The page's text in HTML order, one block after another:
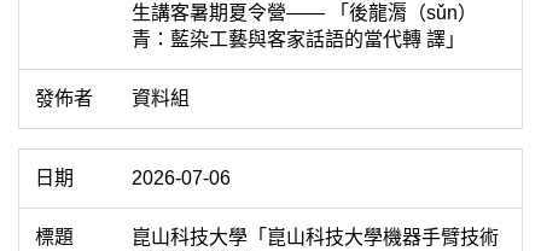
生講客暑期夏令營—— 「後龍漘（sǔn）
青：藍染工藝與客家話語的當代轉 譯」
資料組
2026-07-06
崑山科技大學「崑山科技大學機器手臂技術